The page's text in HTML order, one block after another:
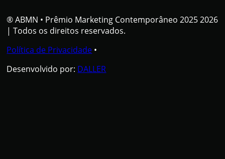
® ABMN • Prêmio Marketing Contemporâneo 2025 2026
| Todos os direitos reservados.
Política de Privacidade •
Desenvolvido por: DALLER